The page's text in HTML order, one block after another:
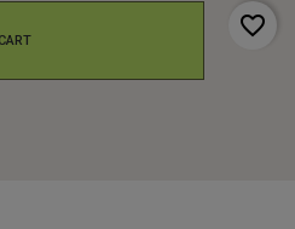
favorite_border